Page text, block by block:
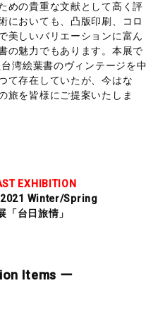
めの貴重な文献として高く評
においても、凸版印刷、コロ
美しいバリエーションに富ん
の魅力でもあります。本展で
湾絵葉書のヴィンテージを中
て存在していたが、今はな
旅を皆様にご提案いたしま
EXHIBITION
2021 Winter/Spring
「台日旅情」
Items ー